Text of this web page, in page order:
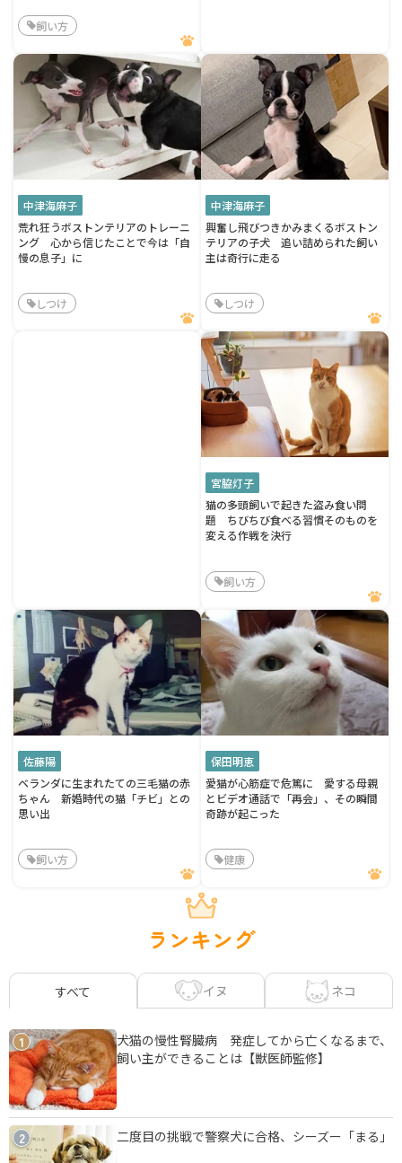
飼い方
中津海麻子
荒れ狂うボストンテリアのトレーニ
ング 心から信じたことで今は「自
慢の息子」に
しつけ
中津海麻子
興奮し飛びつきかみまくるボストン
テリアの子犬 追い詰められた飼い
主は奇行に走る
しつけ
宮脇灯子
猫の多頭飼いで起きた盗み食い問
題 ちびちび食べる習慣そのものを
変える作戦を決行
飼い方
佐藤陽
ベランダに生まれたての三毛猫の赤
ちゃん 新婚時代の猫「チビ」との
思い出
飼い方
保田明恵
愛猫が心筋症で危篤に 愛する母親
とビデオ通話で「再会」、その瞬間
奇跡が起こった
健康
ランキング
すべて イヌ ネコ
1
犬猫の慢性腎臓病 発症してから亡くなるまで、
飼い主ができることは【獣医師監修】
2 二度目の挑戦で警察犬に合格、シーズー「まる」